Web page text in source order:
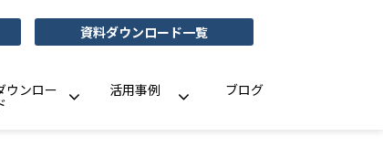
資料ダウンロード一覧
ウンロー
活用事例 ブログ